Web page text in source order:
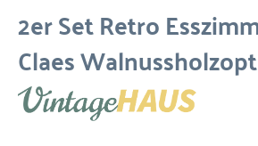
2er Set Retro
Claes